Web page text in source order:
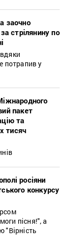
заочно
стрілянину по
потрапив у
пакет
та
тисяч
росіяни
конкурсу
пісня!", а
"Вірність